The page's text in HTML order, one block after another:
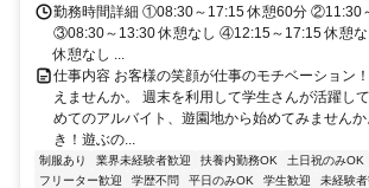
勤務時間詳細 ①08:30～17:15 休憩60分 ②11:30
③08:30～13:30 休憩なし ④12:15～17:15 休憩
休憩なし ...
仕事内容 お客様の笑顔が仕事のモチベーション
えませんか。 週末を利用して学生さんが活躍し
めてのアルバイト、遊園地から始めてみません
き！遊ぶの...
制服あり 業界未経験者歓迎 扶養内勤務OK 土日祝のみOK
フリーター歓迎
学歴不問 平日のみOK 学生歓迎 未経験